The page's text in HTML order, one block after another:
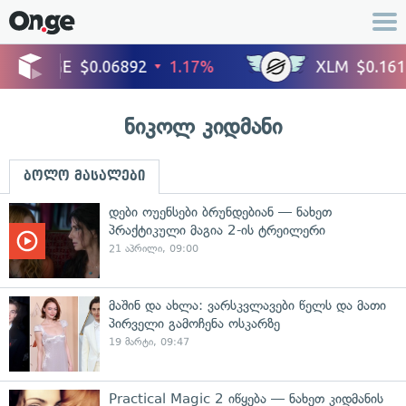
ნიკოლ კიდმანი
ბოლო მასალები
დები ოუენსები ბრუნდებიან — ნახეთ
პრაქტიკული მაგია 2-ის ტრეილერი
21 აპრილი, 09:00
მაშინ და ახლა: ვარსკვლავები წელს და მათი
პირველი გამოჩენა ოსკარზე
19 მარტი, 09:47
Practical Magic 2 იწყება — ნახეთ კიდმანის